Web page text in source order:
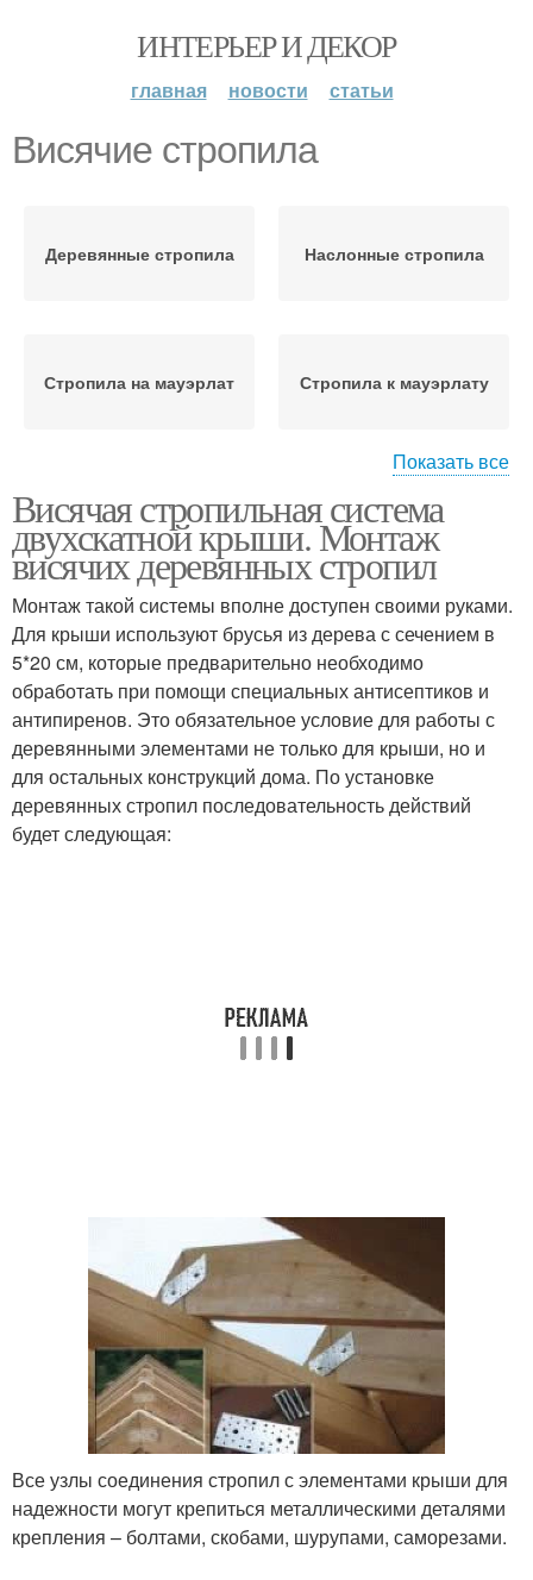
ИНТЕРЬЕР И ДЕКОР
главная новости статьи
Висячие стропила
Деревянные стропила Наслонные стропила
Стропила на мауэрлат Стропила к мауэрлату
конькового прогона
Показать все
Висячая стропильная система
двухскатной крыши. Монтаж
висячих деревянных стропил
Монтаж такой системы вполне доступен своими руками.
Для крыши используют брусья из дерева с сечением в
5*20 см, которые предварительно необходимо
обработать при помощи специальных антисептиков и
антипиренов. Это обязательное условие для работы с
деревянными элементами не только для крыши, но и
для остальных конструкций дома. По установке
деревянных стропил последовательность действий
будет следующая:
Все узлы соединения стропил с элементами крыши для
надежности могут крепиться металлическими деталями
крепления – болтами, скобами, шурупами, саморезами.